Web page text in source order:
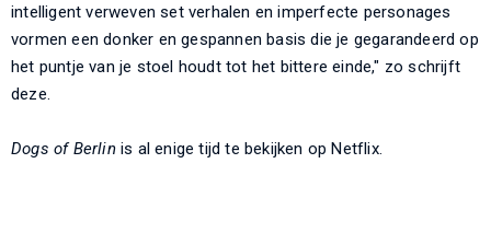
intelligent verweven set verhalen en imperfecte personages
vormen een donker en gespannen basis die je gegarandeerd op
het puntje van je stoel houdt tot het bittere einde," zo schrijft
deze.
Dogs of Berlin is al enige tijd te bekijken op Netflix.